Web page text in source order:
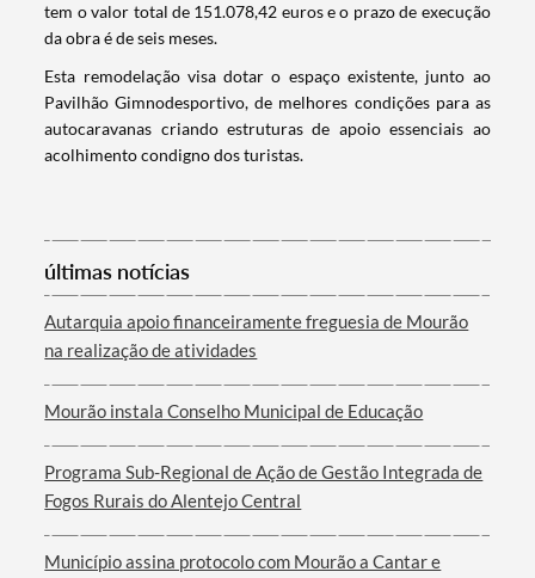
Termo de Pesquisa
Categorias gerais
tem o valor total de 151.078,42 euros e o prazo de execução
da obra é de seis meses.
Esta remodelação visa dotar o espaço existente, junto ao
Pavilhão Gimnodesportivo, de melhores condições para as
autocaravanas criando estruturas de apoio essenciais ao
acolhimento condigno dos turistas.
últimas notícias
Autarquia apoio financeiramente freguesia de Mourão
na realização de atividades
Mourão instala Conselho Municipal de Educação
Programa Sub-Regional de Ação de Gestão Integrada de
Fogos Rurais do Alentejo Central
Município assina protocolo com Mourão a Cantar e